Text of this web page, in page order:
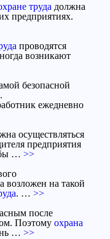
труда должна
предприятиях.
проводятся
возникают
безопасной
ежедневно
осуществляться
предприятия
… >>
возложен на такой
. … >>
после
Поэтому охрана
… >>